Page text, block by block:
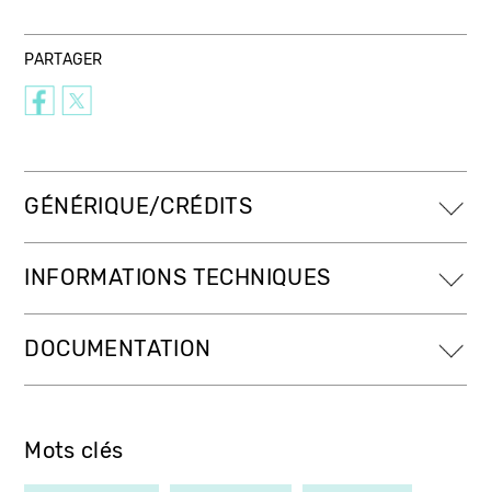
PARTAGER
GÉNÉRIQUE/CRÉDITS
INFORMATIONS TECHNIQUES
DOCUMENTATION
Mots clés